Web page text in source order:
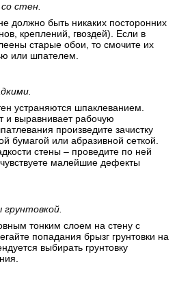
стен.
должно быть никаких посторонних
креплений, гвоздей). Если в
старые обои, то смочите их
или шпателем.
устраняются шпаклеванием.
и выравнивает рабочую
произведите зачистку
бумагой или абразивной сеткой.
стены – проведите по ней
малейшие дефекты
тонким слоем на стену с
попадания брызг грунтовки на
выбирать грунтовку